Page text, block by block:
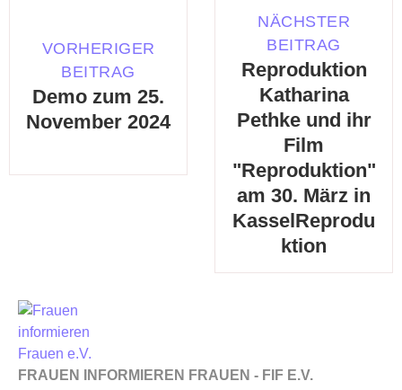
VORHERIGER
BEITRAG
Demo zum 25.
November 2024
NÄCHSTER
BEITRAG
Reproduktion
Katharina
Pethke und ihr
Film
"Reproduktion"
am 30. März in
KasselReprodu
ktion
FRAUEN INFORMIEREN FRAUEN - FIF E.V.